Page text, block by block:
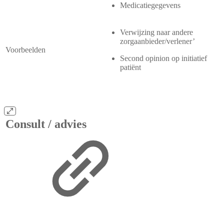
Medicatiegegevens
Voorbeelden
Verwijzing naar andere
zorgaanbieder/verlener’
Second opinion op initiatief
patiënt
Consult / advies